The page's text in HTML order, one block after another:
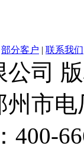
部分客户 | 联系我们
公司
市
400-